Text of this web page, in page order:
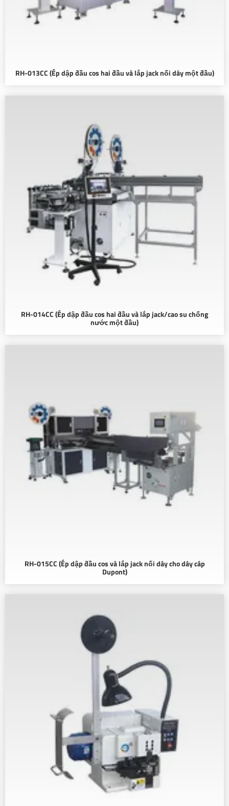
RH-013CC (Ép dập đầu cos hai đầu và lắp jack nối dây một đầu)
RH-014CC (Ép dập đầu cos hai đầu và lắp jack/cao su chống
nước một đầu)
RH-015CC (Ép dập đầu cos và lắp jack nối dây cho dây cáp
Dupont)